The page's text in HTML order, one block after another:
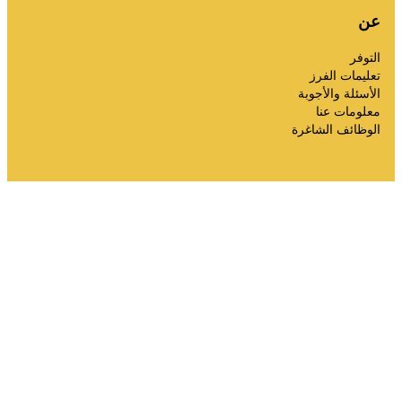
عن
التوفر
تعليمات الفرز
الأسئلة والأجوبة
معلومات عنا
الوظائف الشاغرة